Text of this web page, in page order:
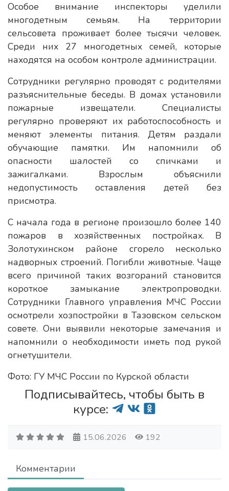
Особое внимание инспекторы уделили
многодетным семьям. На территории
сельсовета проживает более тысячи человек.
Среди них 27 многодетных семей, которые
находятся на особом контроле администрации.
Сотрудники регулярно проводят с родителями
разъяснительные беседы. В домах установили
пожарные извещатели. Специалисты
регулярно проверяют их работоспособность и
меняют элементы питания. Детям раздали
обучающие памятки. Им напомнили об
опасности шалостей со спичками и
зажигалками. Взрослым объяснили
недопустимость оставления детей без
присмотра.
С начала года в регионе произошло более 140
пожаров в хозяйственных постройках. В
Золотухинском районе сгорело несколько
надворных строений. Погибли животные. Чаще
всего причиной таких возгораний становится
короткое замыкание электропроводки.
Сотрудники Главного управления МЧС России
осмотрели хозпостройки в Тазовском сельском
совете. Они выявили некоторые замечания и
напомнили о необходимости иметь под рукой
огнетушители.
Фото: ГУ МЧС России по Курской области
Подписывайтесь, чтобы быть в
курсе:
15.06.2026 192
Комментарии